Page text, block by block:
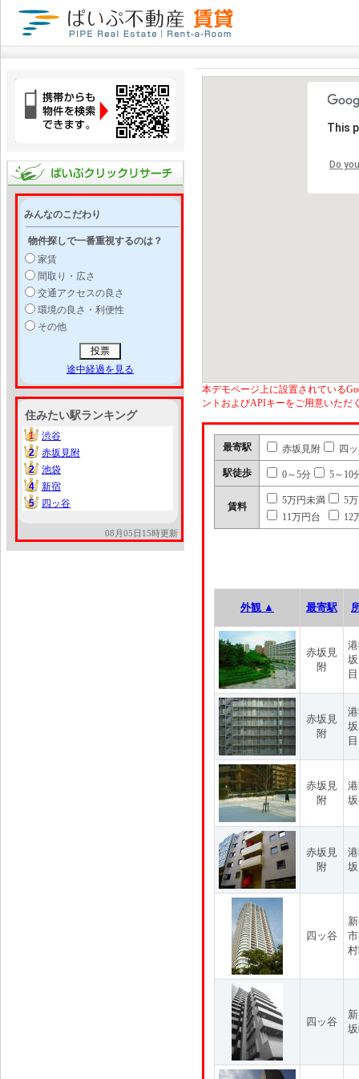
みんなのこだわり
物件探しで一番重視するのは？
家賃
間取り・広さ
交通アクセスの良さ
環境の良さ・利便性
その他
途中経過を見る
住みたい駅ランキング
1
1
渋谷
2
2
赤坂見附
2
2
池袋
4
4
新宿
5
5 四ッ谷
08月05日15時更新
This
Do
本デモページ上に設置されている
ントおよびAPIキーをご用意いただ
最寄駅 赤坂見附 四
駅徒歩 0～5分 5～10
賃料
5万円未満
5
11万円台
12
外観 ▲ 最寄駅
赤坂見
附
目
赤坂見
附
目
赤坂見
附
赤坂見
附
四ッ谷
四ッ谷